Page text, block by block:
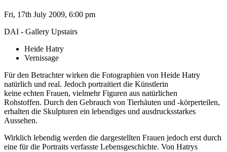
Fri, 17th July 2009, 6:00 pm
DAI - Gallery Upstairs
Heide Hatry
Vernissage
Für den Betrachter wirken die Fotographien von Heide Hatry
natürlich und real. Jedoch portraitiert die Künstlerin
keine echten Frauen, vielmehr Figuren aus natürlichen
Rohstoffen. Durch den Gebrauch von Tierhäuten und -körperteilen,
erhalten die Skulpturen ein lebendiges und ausdrucksstarkes
Aussehen.
Wirklich lebendig werden die dargestellten Frauen jedoch erst durch
eine für die Portraits verfasste Lebensgeschichte. Von Hatrys